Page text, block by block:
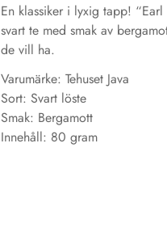
En klassiker i lyxig tapp! “Earl
svart te med smak av
de vill ha.
Varumärke: Tehuset Java
Sort: Svart löste
Smak: Bergamott
Innehåll: 80 gram